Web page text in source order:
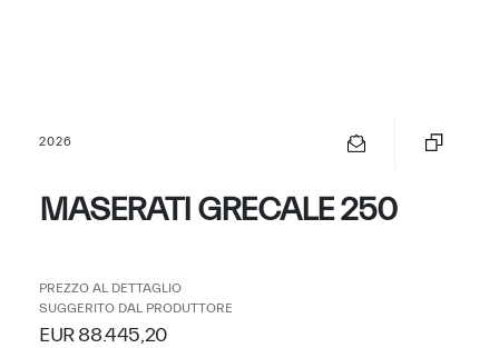
MASERATI GRECALE 250
2026
PREZZO AL DETTAGLIO
SUGGERITO DAL PRODUTTORE
EUR 88.445,20